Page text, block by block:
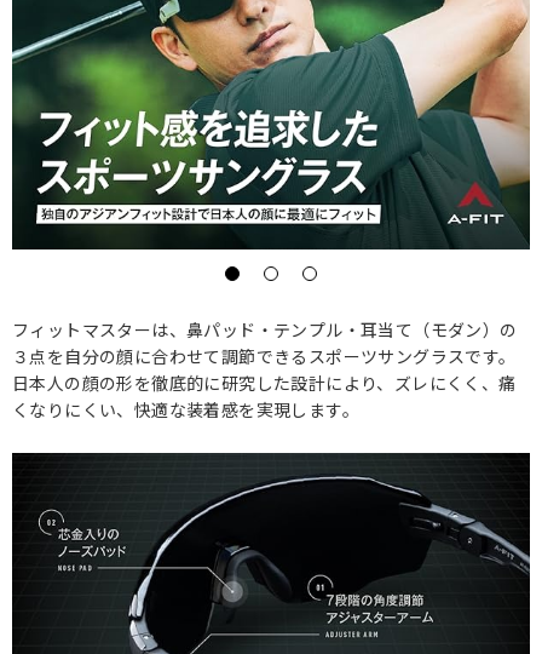
フィットマスターは、鼻パッド・テンプル・耳当て（モダン）の
３点を自分の顔に合わせて調節できるスポーツサングラスです。
日本人の顔の形を徹底的に研究した設計により、ズレにくく、痛
くなりにくい、快適な装着感を実現します。